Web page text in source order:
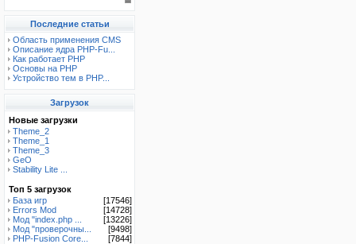
Последние статьи
Область применения CMS
Описание ядра PHP-Fu...
Как работает PHP
Основы на PHP
Устройство тем в PHP...
Загрузок
Новые загрузки
Theme_2
Theme_1
Theme_3
GeO
Stability Lite ...
Топ 5 загрузок
База игр
[17546]
Errors Mod
[14728]
Мод "index.php ...
[13226]
Мод "проверочны...
[9498]
PHP-Fusion Core...
[7844]